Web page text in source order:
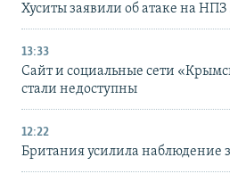
Хуситы заявили об атаке на
13:33
Сайт и социальные сети
стали недоступны
12:22
Британия усилила наблюдение